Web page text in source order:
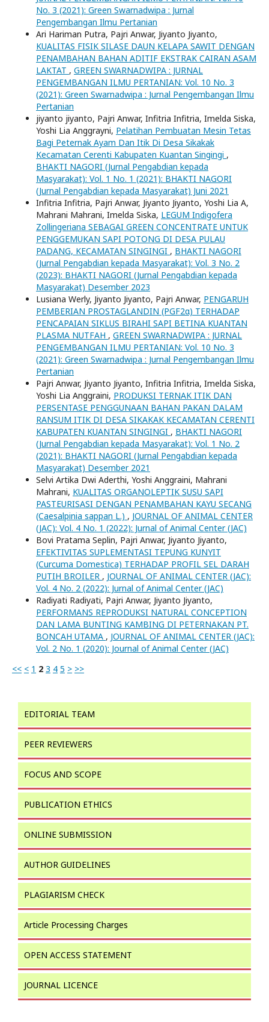
No. 3 (2021): Green Swarnadwipa : Jurnal
Pengembangan Ilmu Pertanian
Ari Hariman Putra, Pajri Anwar, Jiyanto Jiyanto,
KUALITAS FISIK SILASE DAUN KELAPA SAWIT DENGAN
PENAMBAHAN BAHAN ADITIF EKSTRAK CAIRAN ASAM
LAKTAT , GREEN SWARNADWIPA : JURNAL
PENGEMBANGAN ILMU PERTANIAN: Vol. 10 No. 3
(2021): Green Swarnadwipa : Jurnal Pengembangan Ilmu
Pertanian
jiyanto jiyanto, Pajri Anwar, Infitria Infitria, Imelda Siska,
Yoshi Lia Anggrayni, Pelatihan Pembuatan Mesin Tetas
Bagi Peternak Ayam Dan Itik Di Desa Sikakak
Kecamatan Cerenti Kabupaten Kuantan Singingi ,
BHAKTI NAGORI (Jurnal Pengabdian kepada
Masyarakat): Vol. 1 No. 1 (2021): BHAKTI NAGORI
(Jurnal Pengabdian kepada Masyarakat) Juni 2021
Infitria Infitria, Pajri Anwar, Jiyanto Jiyanto, Yoshi Lia A,
Mahrani Mahrani, Imelda Siska, LEGUM Indigofera
Zollingeriana SEBAGAI GREEN CONCENTRATE UNTUK
PENGGEMUKAN SAPI POTONG DI DESA PULAU
PADANG, KECAMATAN SINGINGI , BHAKTI NAGORI
(Jurnal Pengabdian kepada Masyarakat): Vol. 3 No. 2
(2023): BHAKTI NAGORI (Jurnal Pengabdian kepada
Masyarakat) Desember 2023
Lusiana Werly, Jiyanto Jiyanto, Pajri Anwar, PENGARUH
PEMBERIAN PROSTAGLANDIN (PGF2α) TERHADAP
PENCAPAIAN SIKLUS BIRAHI SAPI BETINA KUANTAN
PLASMA NUTFAH , GREEN SWARNADWIPA : JURNAL
PENGEMBANGAN ILMU PERTANIAN: Vol. 10 No. 3
(2021): Green Swarnadwipa : Jurnal Pengembangan Ilmu
Pertanian
Pajri Anwar, Jiyanto Jiyanto, Infitria Infitria, Imelda Siska,
Yoshi Lia Anggraini, PRODUKSI TERNAK ITIK DAN
PERSENTASE PENGGUNAAN BAHAN PAKAN DALAM
RANSUM ITIK DI DESA SIKAKAK KECAMATAN CERENTI
KABUPATEN KUANTAN SINGINGI , BHAKTI NAGORI
(Jurnal Pengabdian kepada Masyarakat): Vol. 1 No. 2
(2021): BHAKTI NAGORI (Jurnal Pengabdian kepada
Masyarakat) Desember 2021
Selvi Artika Dwi Aderthi, Yoshi Anggraini, Mahrani
Mahrani, KUALITAS ORGANOLEPTIK SUSU SAPI
PASTEURISASI DENGAN PENAMBAHAN KAYU SECANG
(Caesalpinia sappan L.) , JOURNAL OF ANIMAL CENTER
(JAC): Vol. 4 No. 1 (2022): Jurnal of Animal Center (JAC)
Bovi Pratama Seplin, Pajri Anwar, Jiyanto Jiyanto,
EFEKTIVITAS SUPLEMENTASI TEPUNG KUNYIT
(Curcuma Domestica) TERHADAP PROFIL SEL DARAH
PUTIH BROILER , JOURNAL OF ANIMAL CENTER (JAC):
Vol. 4 No. 2 (2022): Jurnal of Animal Center (JAC)
Radiyati Radiyati, Pajri Anwar, Jiyanto Jiyanto,
PERFORMANS REPRODUKSI NATURAL CONCEPTION
DAN LAMA BUNTING KAMBING DI PETERNAKAN PT.
BONCAH UTAMA , JOURNAL OF ANIMAL CENTER (JAC):
Vol. 2 No. 1 (2020): Journal of Animal Center (JAC)
<< < 1 2 3 4 5 > >>
EDITORIAL TEAM
PEER REVIEWERS
FOCUS AND SCOPE
PUBLICATION ETHICS
ONLINE SUBMISSION
AUTHOR GUIDELINES
PLAGIARISM CHECK
Article Processing Charges
OPEN ACCESS STATEMENT
JOURNAL LICENCE